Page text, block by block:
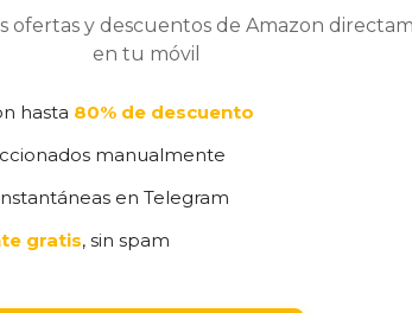
Cápsulas
ofertas y descuentos de Amazon
en tu móvil
hasta 80% de descuento
manualmente
en Telegram
gratis, sin spam